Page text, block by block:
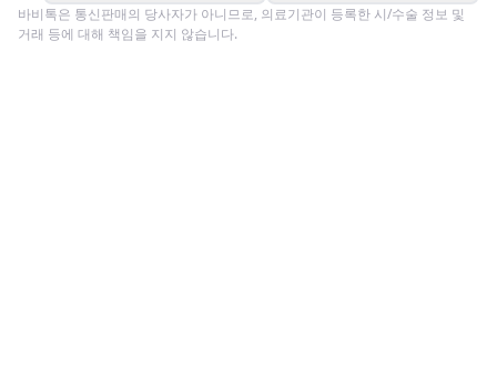
바비톡은 통신판매의 당사자가 아니므로, 의료기관이 등록한 시/수술 정보 및
거래 등에 대해 책임을 지지 않습니다.